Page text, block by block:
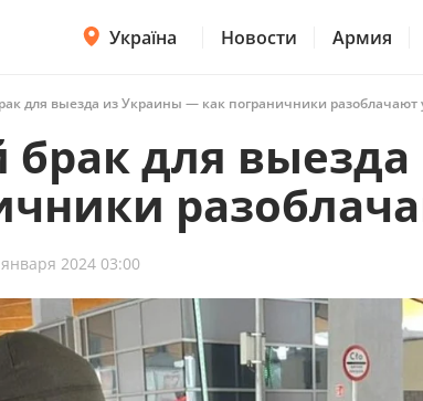
Україна Новости Армия
для выезда из Украины — как пограничники разоблачают
для
2024 03:00